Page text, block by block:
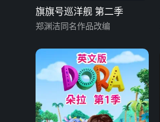
旗旗号巡洋舰 第二季
郑渊洁同名作品改编